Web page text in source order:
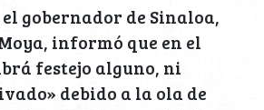
gobernador de Sinaloa,
informó que en el
festejo alguno, ni
debido a la ola de